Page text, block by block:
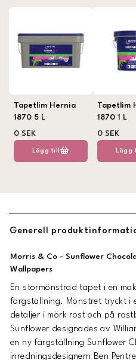
Tapetlim Hernia
1870 5 L
0 SEK
Lägg till
Tapetlim
1870 1 L
0 SEK
Lägg
Generell
Morris & Co - Sunflower
Wallpapers
En stormönstrad tapet i en
färgställning. Mönstret tryckt i
detaljer i mörk rost och på
Sunflower designades av
en ny färgställning Sunflower
inredningsdesignern Ben